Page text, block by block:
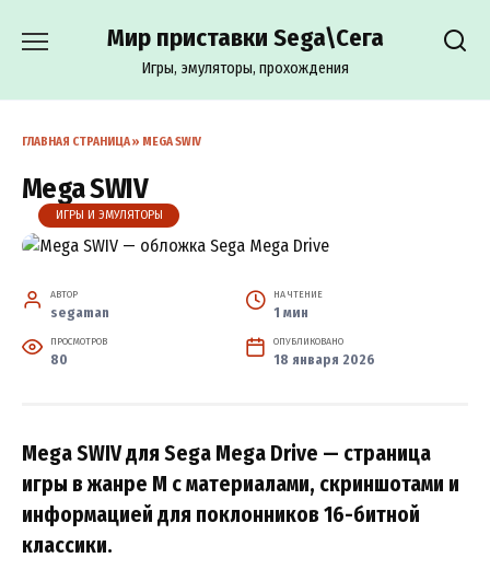
Мир приставки Sega\Сега
Игры, эмуляторы, прохождения
ГЛАВНАЯ СТРАНИЦА» MEGA SWIV
Mega SWIV
ИГРЫ И ЭМУЛЯТОРЫ
АВТОР
segaman
НА ЧТЕНИЕ
1 мин
ПРОСМОТРОВ
80
ОПУБЛИКОВАНО
18 января 2026
Mega SWIV для Sega Mega Drive — страница
игры в жанре M с материалами, скриншотами и
информацией для поклонников 16-битной
классики.